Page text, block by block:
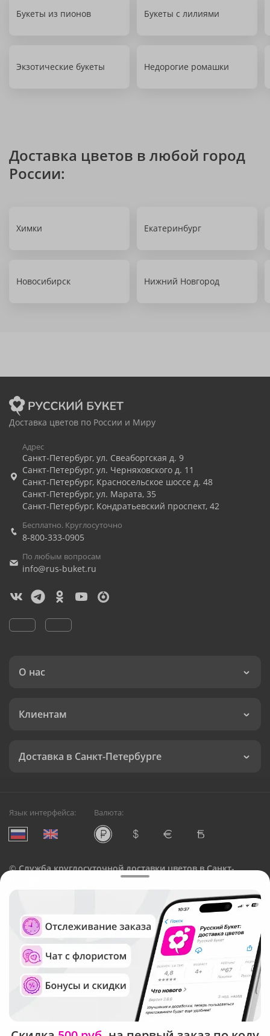
Букеты из пионов Букеты с лилиями
Экзотические букеты Недорогие ромашки
Доставка цветов в любой город
России:
Химки Екатеринбург
Новосибирск Нижний Новгород
Доставка цветов по России и Миру
Адрес
Санкт-Петербург, ул. Свеаборгская д. 9
Санкт-Петербург, ул. Черняховского д. 11
Санкт-Петербург, Красносельское шоссе д. 48
Санкт-Петербург, ул. Марата, 35
Санкт-Петербург, Кондратьевский проспект, 42
Бесплатно. Круглосуточно
8-800-333-0905
По любым вопросам
info@rus-buket.ru
О нас
Клиентам
Доставка в Санкт-Петербурге
Язык интерфейса: Валюта:
©Служба круглосуточной доставки цветов в Санкт-
Русский Букет, 2026
Общество с ограниченной ответственностью «Технология»
ОГРН: 1195476081745, ИНН: 5410081997
Юридический адрес: г. Новосибирск, ул. Ипподромская,
д.42, оф. 3
Рейтинг Русского букета в г. Санкт-Петербург